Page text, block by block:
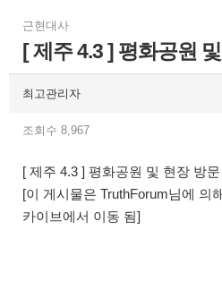
근현대사
[ 제주 4.3 ] 평화공원
최고관리자
조회수 8,967
[ 제주 4.3 ] 평화공원 및 현장 방문
[이 게시물은 TruthForum님에 의
카이브에서 이동 됨]